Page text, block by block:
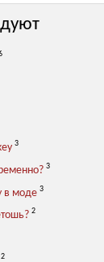
3
3
в моде 3
2
2